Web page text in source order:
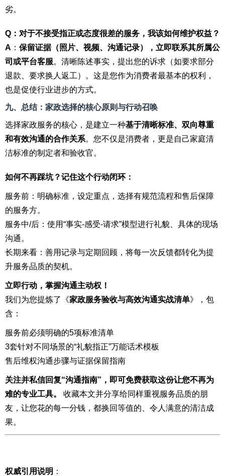
劣。
Q：对于不接受指正或态度很差的服务，我该如何维护权益？
A ： 保留证据（照片、视频、沟通记录），立即联系其所属公
司或平台客服。清晰陈述事实，提出您的诉求（如要求部分
退款、要求换人返工）。这是您作为消费者最基本的权利，
也是促使行业进步的方式。
九、总结：家政选择的核心原则与行动召唤
选择家政服务的核心，是建立一种基于清晰标准、双向尊重
和有效沟通的合作关系。您不仅是消费者，更是自己家庭清
洁标准的制定者和验收官。
如何不再踩坑？记住这个行动闭环：
服务前：明确标准，设定重点，选择有规范流程和售后保障
的服务方。
服务中/后：使用“事实-感受-请求”模型进行礼貌、具体的现场
沟通。
长期来看：善用记录与定期回顾，将每一次反馈都转化为提
升服务品质的契机。
立即行动，掌握沟通主动权！
我们为您提炼了《家政服务验收与高效沟通实战清单》，包
含：
服务前必须明确的5项标准清单
3套针对不同场景的“礼貌指正”万能话术模板
售后维权沟通步骤与证据保留指南
关注并私信回复“沟通指南”，即可免费获取这份让您不再为
难的专业工具。
收藏本文并分享给同样重视服务品质的朋
友，让您花的每一分钱，都换回等值的、令人满意的清洁成
果。
权威引用说明 ：